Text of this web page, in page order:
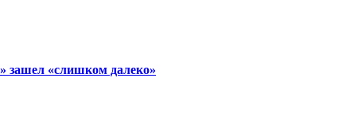
зашел «слишком далеко»